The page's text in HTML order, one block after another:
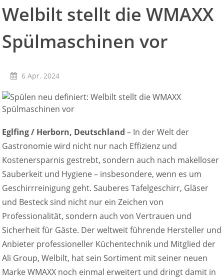
Convotherm
Delfield
Frymaster
Garland
Merrychef
Multiplex
Crystal Tips
Wmaxx
Vertrieb
Gebietsleiter
Key Account Manager
Anwendungsberater
Aktuelles
Downloads
Unternehmen
Kontakt
Karriere
Welbilt stellt die WMAXX
Spülmaschinen vor
6 Apr. 2024
Eglfing / Herborn, Deutschland – In der Welt der
Gastronomie wird nicht nur nach Effizienz und
Kostenersparnis gestrebt, sondern auch nach makelloser
Sauberkeit und Hygiene – insbesondere, wenn es um
Geschirrreinigung geht. Sauberes Tafelgeschirr, Gläser
und Besteck sind nicht nur ein Zeichen von
Professionalität, sondern auch von Vertrauen und
Sicherheit für Gäste. Der weltweit führende Hersteller und
Anbieter professioneller Küchentechnik und Mitglied der
Ali Group, Welbilt, hat sein Sortiment mit seiner neuen
Marke WMAXX noch einmal erweitert und dringt damit in